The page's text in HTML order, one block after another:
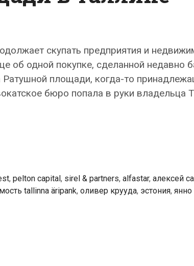
скупать предприятия и
об одной покупке, сделанной недавно
площади, когда-то
бюро попала в руки владельца
, pelton capital, sirel & partners, аlfastar, алексей
tallinna äripank, оливер крууда, эстония, янно